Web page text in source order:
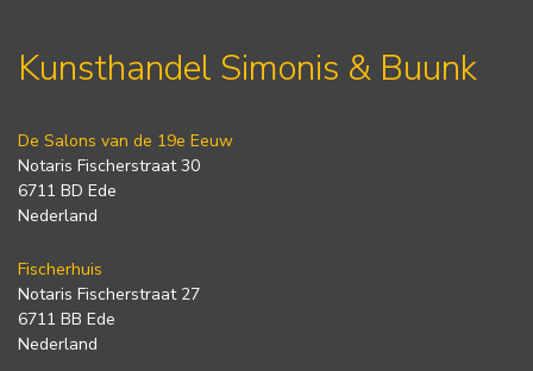
Kunsthandel Simonis & Buunk
De Salons van de 19e Eeuw
Notaris Fischerstraat 30
6711 BD Ede
Nederland
Fischerhuis
Notaris Fischerstraat 27
6711 BB Ede
Nederland